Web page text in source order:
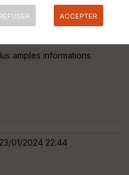
dans Chrome.
d'information.
amples informations.
01/2024 22:44
ACCEPTER